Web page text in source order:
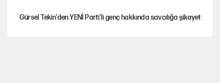
Gürsel Tekin'den YENİ Parti’li genç hakkında savcılığa şikayet